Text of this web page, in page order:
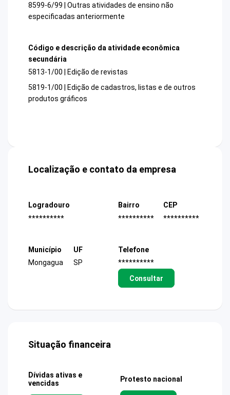
8599-6/99 | Outras atividades de ensino não
especificadas anteriormente
Código e descrição da atividade econômica
secundária
5813-1/00 | Edição de revistas
5819-1/00 | Edição de cadastros, listas e de outros
produtos gráficos
Localização e contato da empresa
Logradouro
**********
Bairro
**********
CEP
**********
Município
Mongagua
UF
SP
Telefone
**********
Consultar
Situação financeira
Dívidas ativas e
vencidas
Protesto nacional